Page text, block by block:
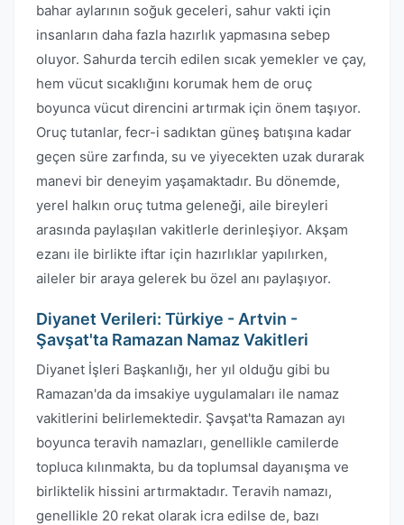
bahar aylarının soğuk geceleri, sahur vakti için
insanların daha fazla hazırlık yapmasına sebep
oluyor. Sahurda tercih edilen sıcak yemekler ve çay,
hem vücut sıcaklığını korumak hem de oruç
boyunca vücut direncini artırmak için önem taşıyor.
Oruç tutanlar, fecr-i sadıktan güneş batışına kadar
geçen süre zarfında, su ve yiyecekten uzak durarak
manevi bir deneyim yaşamaktadır. Bu dönemde,
yerel halkın oruç tutma geleneği, aile bireyleri
arasında paylaşılan vakitlerle derinleşiyor. Akşam
ezanı ile birlikte iftar için hazırlıklar yapılırken,
aileler bir araya gelerek bu özel anı paylaşıyor.
Diyanet Verileri: Türkiye - Artvin -
Şavşat'ta Ramazan Namaz Vakitleri
Diyanet İşleri Başkanlığı, her yıl olduğu gibi bu
Ramazan'da da imsakiye uygulamaları ile namaz
vakitlerini belirlemektedir. Şavşat'ta Ramazan ayı
boyunca teravih namazları, genellikle camilerde
topluca kılınmakta, bu da toplumsal dayanışma ve
birliktelik hissini artırmaktadır. Teravih namazı,
genellikle 20 rekat olarak icra edilse de, bazı